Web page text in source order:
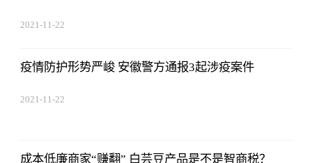
2021-11-22
疫情防护形势严峻 安徽警方通报3起涉疫案件
2021-11-22
成本低廉商家“赚翻” 白芸豆产品是不是智商税？